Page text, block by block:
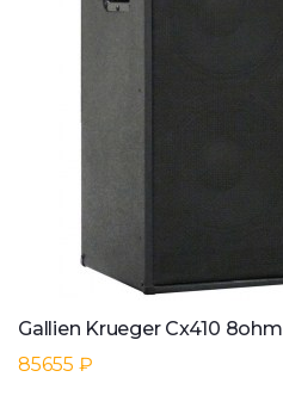
Gallien Krueger Cx410 8ohm
85655 ₽